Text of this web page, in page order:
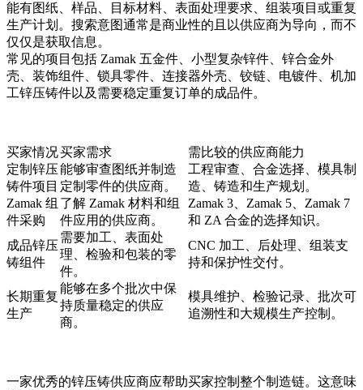
能有图纸、样品、目标材料、表面处理要求、组装项目或重复
生产计划。搜索意图通常是商业性的且以供应商为导向，而不
仅仅是获取信息。
常见的项目包括 Zamak 五金件、小型复杂锌件、锌合金外
壳、装饰组件、锁具零件、连接器外壳、铰链、电镀件、机加
工锌压铸件以及需要稳定重复订单的成品件。
买家情况买家需求
需比较的供应商能力
定制锌压
铸件项目
能够审查图纸并制造
定制零件的供应商。
工程审查、合金选择、模具制
造、铸造和生产规划。
Zamak 组
件采购
了解 Zamak 材料和组
件应用的供应商。
Zamak 3、Zamak 5、Zamak 7
和 ZA 合金的选择知识。
成品锌压
铸组件
需要加工、表面处
理、检验和包装的零
件。
CNC 加工、后处理、组装支
持和保护性交付。
长期重复
生产
能够在多个批次中保
持质量稳定的供应
商。
模具维护、检验记录、批次可
追溯性和大规模生产控制。
一家优秀的锌压铸供应商应帮助买家控制整个制造链。这意味